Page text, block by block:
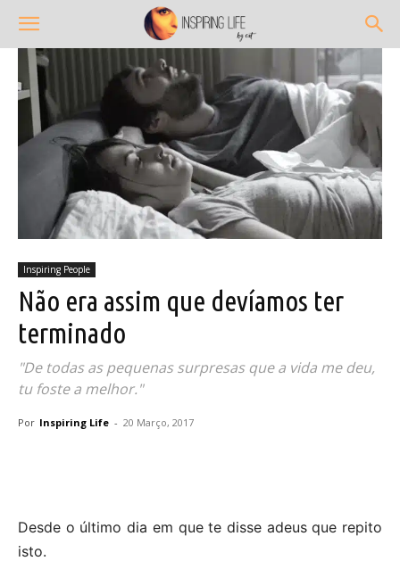
Inspiring People
Não era assim que devíamos ter
terminado
"De todas as pequenas surpresas que a vida me deu,
tu foste a melhor."
Por Inspiring Life - 20 Março, 2017
Desde o último dia em que te disse adeus que repito
isto.